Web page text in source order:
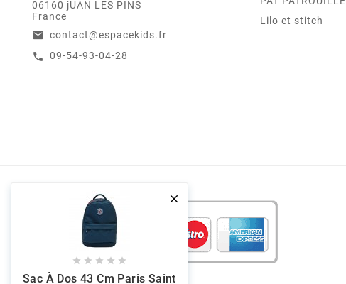

    
Sac À Dos 43 Cm Paris Saint
06160 jUAN LES PINS
France
email contact@espacekids.fr
call 09-54-93-04-28
Lilo et stitch